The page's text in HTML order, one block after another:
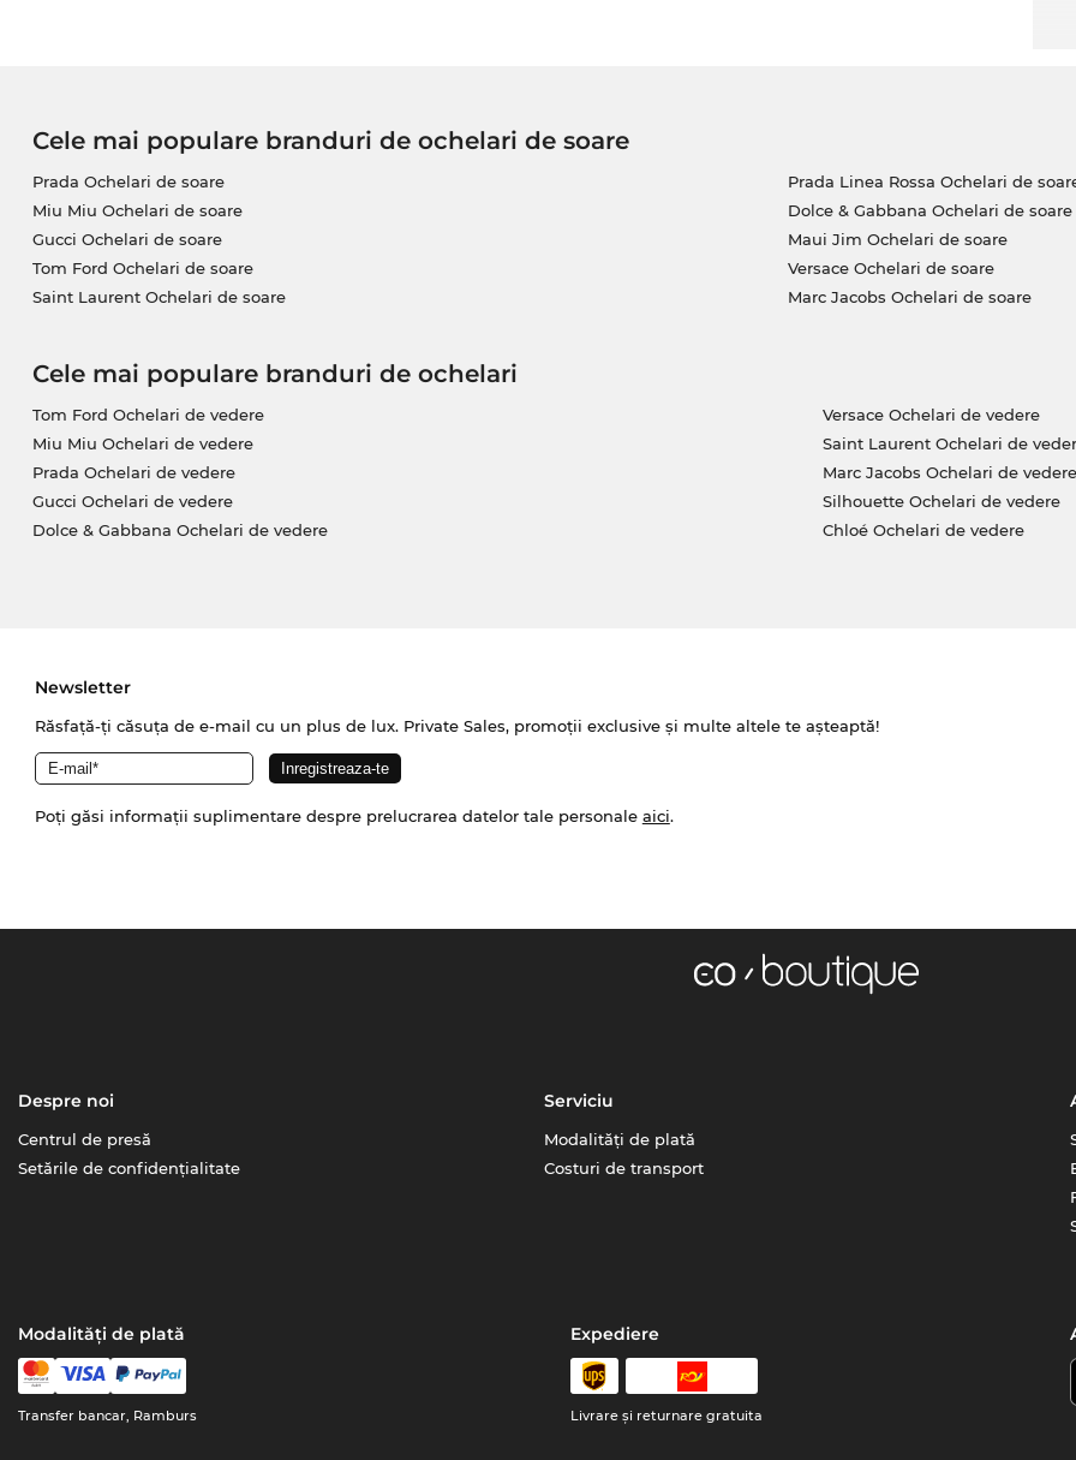
Acest model a fost din nou comandat la furnizorii noştri şi va fi în curând din nou pe stoc. Dacă îi
vei comanda acum, îţi asiguri preţul foarte bun şi garanţia că îţi vom expedia acest model
constant de de preţuri mici. Acest model MOS658 nu-l vei găsi nici măcar la reducere atât de
avantajos.
Cele mai populare branduri de ochelari de soare
Prada Ochelari de soare
Miu Miu Ochelari de soare
Gucci Ochelari de soare
Tom Ford Ochelari de soare
Saint Laurent Ochelari de soare
Prada Linea Rossa Ochelari de
Dolce & Gabbana Ochelari de soare
Maui Jim Ochelari de soare
Versace Ochelari de soare
Marc Jacobs Ochelari de soare
Cele mai populare branduri de ochelari
Tom Ford Ochelari de vedere
Miu Miu Ochelari de vedere
Prada Ochelari de vedere
Gucci Ochelari de vedere
Dolce & Gabbana Ochelari de vedere
Versace Ochelari de vedere
Saint Laurent Ochelari de
Marc Jacobs Ochelari de vedere
Silhouette Ochelari de vedere
Chloé Ochelari de vedere
Newsletter
Răsfață-ți căsuța de e-mail cu un plus de lux. Private Sales, promoții exclusive și multe altele te așteaptă!
Poți găsi informații suplimentare despre prelucrarea datelor tale personale aici.
Despre noi
Centrul de presă
Setările de confidențialitate
Serviciu
Modalități de plată
Costuri de transport
Modalități de plată
Transfer bancar, Ramburs
Expediere
Livrare şi returnare gratuita